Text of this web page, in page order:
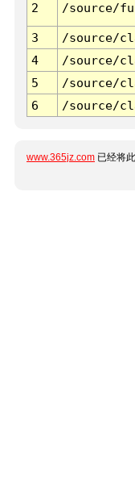
2 /source/
3 /source/
4
/source/
5
/source/
6
/source/
www.365jz.com 已经将